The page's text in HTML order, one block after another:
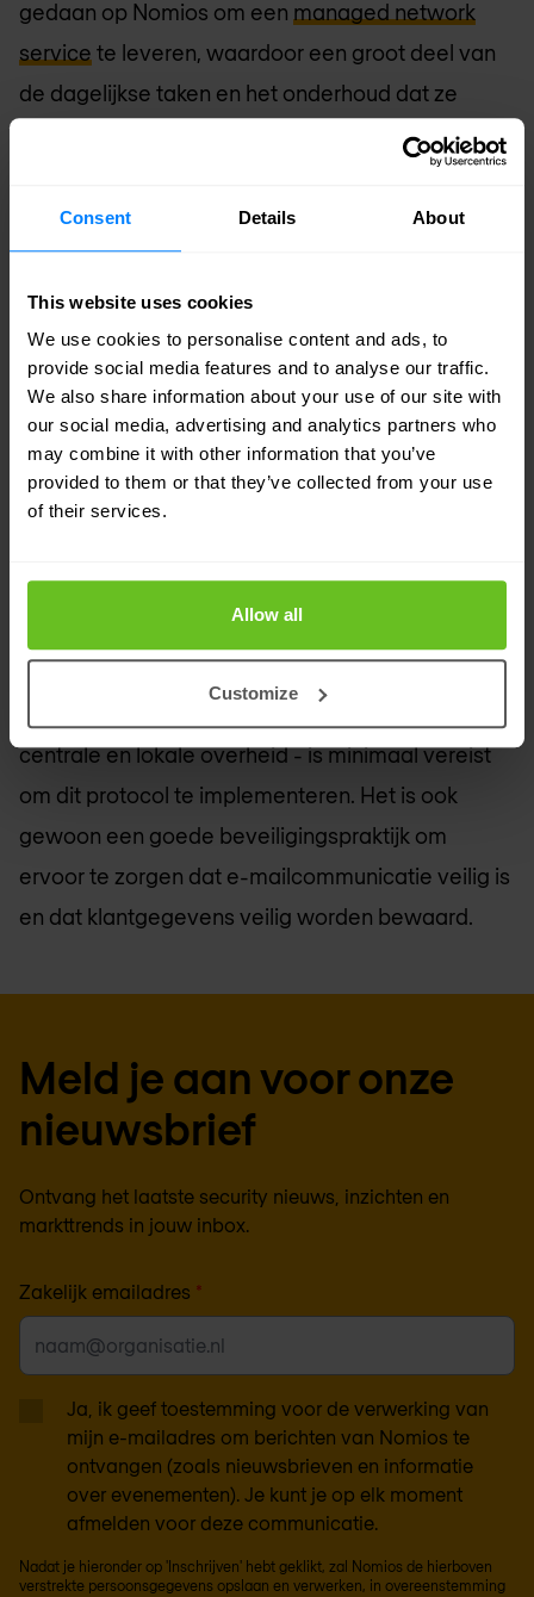
Consent Details About
This website uses cookies
We use cookies to personalise content and ads, to
provide social media features and to analyse our traffic.
We also share information about your use of our site with
our social media, advertising and analytics partners who
may combine it with other information that you’ve
provided to them or that they’ve collected from your use
of their services.
Allow all
Customize
gedaan op Nomios om een managed network
service te leveren, waardoor een groot deel van
de dagelijkse taken en het onderhoud dat ze
voorheen zelf deden, is verlicht. Dit specifieke
bedrijf bespaart tijd en geld en kan zich nu richten
op meer klantgerichte projecten.
veilig en mobiel werken mogelijk te maken en een
effectieveendpoint security strategie te
implementeren.
Andere bedrijven zijn actief bezig met de
te beschermen tegen ongeautoriseerd gebruik.
aanvalsvector en elk advocatenkantoor met
centrale en lokale overheid - is minimaal vereist
om dit protocol te implementeren. Het is ook
gewoon een goede beveiligingspraktijk om
ervoor te zorgen dat e-mailcommunicatie veilig is
en dat klantgegevens veilig worden bewaard.
Meld je aan voor onze
nieuwsbrief
Ontvang het laatste security nieuws, inzichten en
markttrends in jouw inbox.
Zakelijk emailadres *
Ja, ik geef toestemming voor de verwerking van
mijn e-mailadres om berichten van Nomios te
ontvangen (zoals nieuwsbrieven en informatie
over evenementen). Je kunt je op elk moment
afmelden voor deze communicatie.
Nadat je hieronder op 'Inschrijven' hebt geklikt, zal Nomios de hierboven
verstrekte persoonsgegevens opslaan en verwerken, in overeenstemming